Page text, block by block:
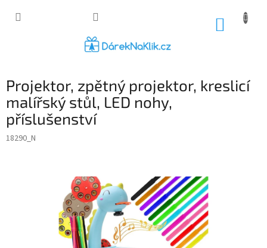
Projektor, zpětný projektor, kreslicí
malířský stůl, LED nohy,
příslušenství
18290_N